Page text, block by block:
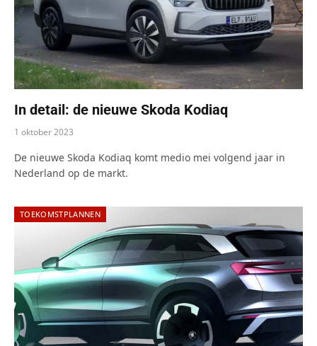
In detail: de nieuwe Skoda Kodiaq
1 oktober 2023
De nieuwe Skoda Kodiaq komt medio mei volgend jaar in
Nederland op de markt.
TOEKOMSTPLANNEN